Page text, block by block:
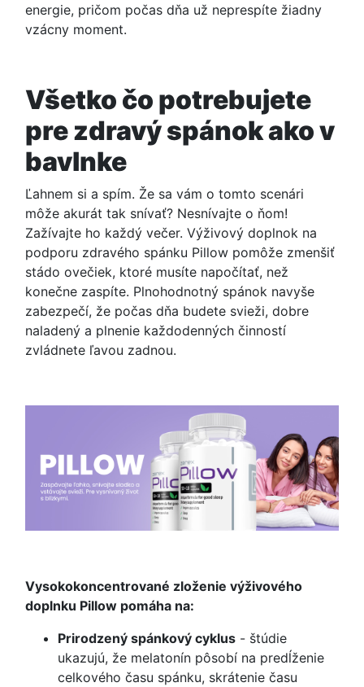
energie, pričom počas dňa už neprespíte žiadny
vzácny moment.
Všetko čo potrebujete
pre zdravý spánok ako v
bavlnke
Ľahnem si a spím. Že sa vám o tomto scenári
môže akurát tak snívať? Nesnívajte o ňom!
Zažívajte ho každý večer. Výživový doplnok na
podporu zdravého spánku Pillow pomôže zmenšiť
stádo ovečiek, ktoré musíte napočítať, než
konečne zaspíte. Plnohodnotný spánok navyše
zabezpečí, že počas dňa budete svieži, dobre
naladený a plnenie každodenných činností
zvládnete ľavou zadnou.
Vysokokoncentrované zloženie výživového
doplnku Pillow pomáha na:
Prirodzený spánkový cyklus - štúdie
ukazujú, že melatonín pôsobí na predĺženie
celkového času spánku, skrátenie času